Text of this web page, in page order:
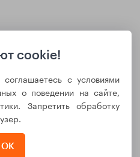
cookie!
с условиями
о поведении на сайте,
Запретить обработку
ОК